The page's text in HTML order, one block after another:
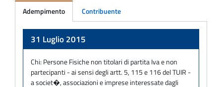
Adempimento Contribuente
31 Luglio 2015
Chi: Persone Fisiche non titolari di partita Iva e non
partecipanti - ai sensi degli artt. 5, 115 e 116 del TUIR -
a societ�, associazioni e imprese interessate dagli